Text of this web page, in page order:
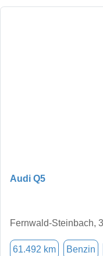
Audi Q5
Fernwald-Steinbach,
61.492 km Benzin